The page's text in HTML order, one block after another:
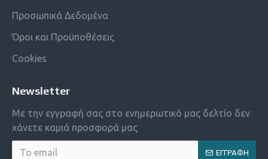
Προσωπικά Δεδομένα
Όροι και Προϋποθέσεις
Cookies
Newsletter
Με την εγγραφή σας στο ενημερωτικό μας δελτίο δεν
χάνετε καμιά προσφορά μας
ΕΓΓΡΑΦΉ